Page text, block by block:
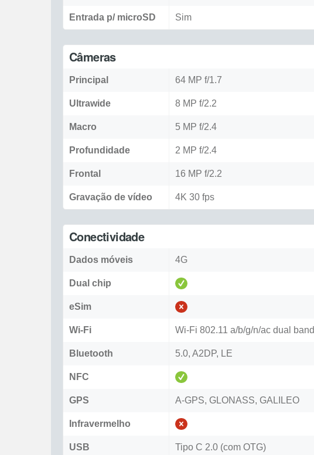
Entrada p/ microSD Sim
Câmeras
Principal 64 MP f/1.7
Ultrawide 8 MP f/2.2
Macro 5 MP f/2.4
Profundidade 2 MP f/2.4
Frontal 16 MP f/2.2
Gravação de vídeo 4K 30 fps
Conectividade
Dados móveis 4G
Dual chip
eSim
Wi-Fi Wi-Fi 802.11 a/b/g/n/ac dual band
Bluetooth 5.0, A2DP, LE
NFC
GPS A-GPS, GLONASS, GALILEO
Infravermelho
USB Tipo C 2.0 (com OTG)